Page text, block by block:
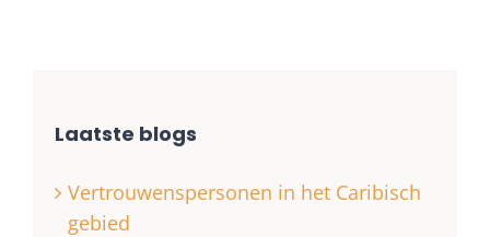
Laatste blogs
Vertrouwenspersonen in het Caribisch
gebied